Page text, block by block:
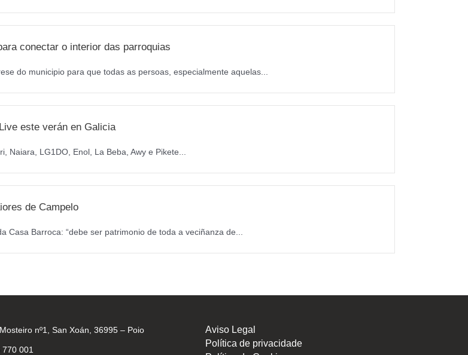
conectar o interior das parroquias
do municipio para que todas as persoas, especialmente aquelas...
este verán en Galicia
LG1DO, Enol, La Beba, Awy e Pikete...
de Campelo
Barroca: “debe ser patrimonio de toda a veciñanza de...
nº1, San Xoán, 36995 – Poio
001
Aviso Legal
Política de privacidade